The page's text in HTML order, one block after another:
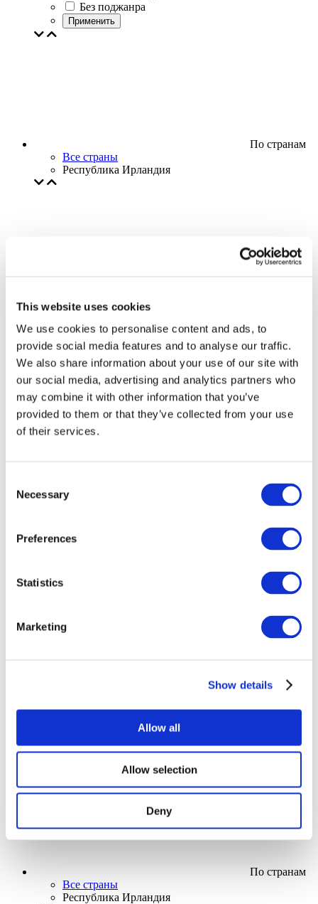
This website uses cookies
We use cookies to personalise content and ads, to
provide social media features and to analyse our traffic.
We also share information about your use of our site with
our social media, advertising and analytics partners who
may combine it with other information that you’ve
provided to them or that they’ve collected from your use
of their services.
Selection
Necessary
Preferences
Statistics
Marketing
Show details
Allow all
Allow selection
Deny
Без поджанра
Применить
По странам
Все страны
Республика Ирландия
Без поджанра
Применить
По странам
Все страны
Республика Ирландия